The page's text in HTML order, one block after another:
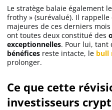
Le stratège balaie également
frothy » (surévalué). Il
majeures de ces derniers
ont toutes deux constitué des
exceptionnelles. Pour lui, tant
bénéfices reste intacte, le bull
prolonger.
Ce que cette
investisseurs